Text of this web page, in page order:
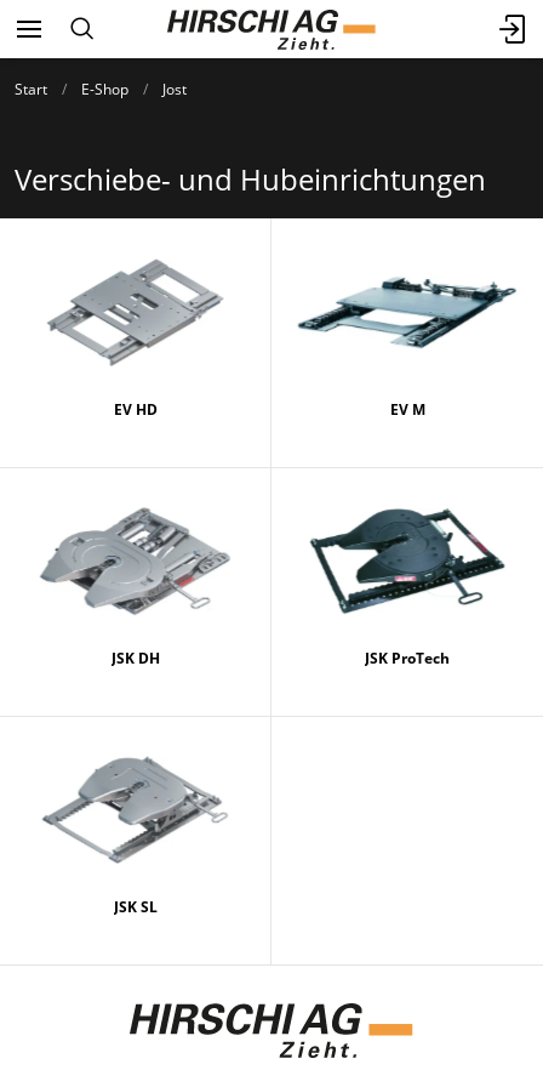
Start E-Shop Jost
Verschiebe- und Hubeinrichtungen
EV HD EV M
JSK DH JSK ProTech
JSK SL